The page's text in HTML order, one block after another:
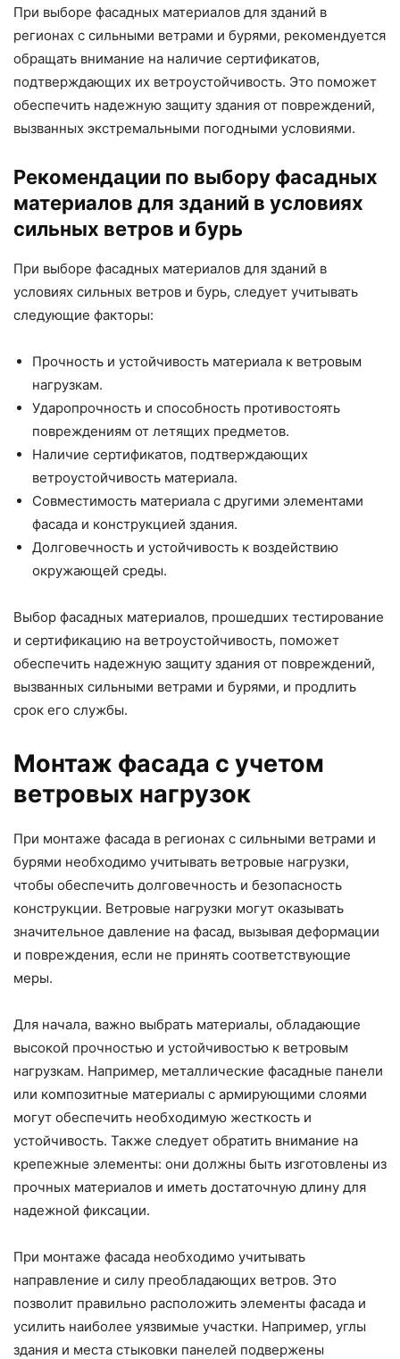
При выборе фасадных материалов для зданий в
регионах с сильными ветрами и бурями, рекомендуется
обращать внимание на наличие сертификатов,
подтверждающих их ветроустойчивость. Это поможет
обеспечить надежную защиту здания от повреждений,
вызванных экстремальными погодными условиями.
Рекомендации по выбору фасадных
материалов для зданий в условиях
сильных ветров и бурь
При выборе фасадных материалов для зданий в
условиях сильных ветров и бурь, следует учитывать
следующие факторы:
Прочность и устойчивость материала к ветровым
нагрузкам.
Ударопрочность и способность противостоять
повреждениям от летящих предметов.
Наличие сертификатов, подтверждающих
ветроустойчивость материала.
Совместимость материала с другими элементами
фасада и конструкцией здания.
Долговечность и устойчивость к воздействию
окружающей среды.
Выбор фасадных материалов, прошедших тестирование
и сертификацию на ветроустойчивость, поможет
обеспечить надежную защиту здания от повреждений,
вызванных сильными ветрами и бурями, и продлить
срок его службы.
Монтаж фасада с учетом
ветровых нагрузок
При монтаже фасада в регионах с сильными ветрами и
бурями необходимо учитывать ветровые нагрузки,
чтобы обеспечить долговечность и безопасность
конструкции. Ветровые нагрузки могут оказывать
значительное давление на фасад, вызывая деформации
и повреждения, если не принять соответствующие
меры.
Для начала, важно выбрать материалы, обладающие
высокой прочностью и устойчивостью к ветровым
нагрузкам. Например, металлические фасадные панели
или композитные материалы с армирующими слоями
могут обеспечить необходимую жесткость и
устойчивость. Также следует обратить внимание на
крепежные элементы: они должны быть изготовлены из
прочных материалов и иметь достаточную длину для
надежной фиксации.
При монтаже фасада необходимо учитывать
направление и силу преобладающих ветров. Это
позволит правильно расположить элементы фасада и
усилить наиболее уязвимые участки. Например, углы
здания и места стыковки панелей подвержены